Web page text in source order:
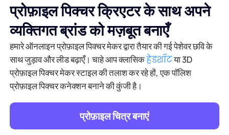
प्रोफ़ाइल पिक्चर क्रिएटर के साथ अपने
व्यक्तिगत ब्रांड को मज़बूत बनाएँ
हमारे ऑनलाइन प्रोफ़ाइल पिक्चर मेकर द्वारा तैयार की गई पेशेवर छवि के
साथ जुड़ाव और लीड बढ़ाएँ। चाहे आप क्लासिकहेडशॉटया 3D
प्रोफ़ाइल पिक्चर मेकर स्टाइल की तलाश कर रहे हों, एक पॉलिश
प्रोफ़ाइल पिक्चर कनेक्शन बनाने की कुंजी है।
प्रोफ़ाइल चित्र बनाएं